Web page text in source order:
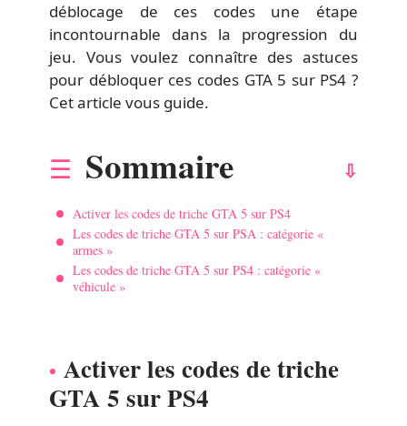
déblocage de ces codes une étape
incontournable dans la progression du
jeu. Vous voulez connaître des astuces
pour débloquer ces codes GTA 5 sur PS4 ?
Cet article vous guide.
Sommaire
Activer les codes de triche GTA 5 sur PS4
Les codes de triche GTA 5 sur PSA : catégorie «
armes »
Les codes de triche GTA 5 sur PS4 : catégorie «
véhicule »
Activer les codes de triche
GTA 5 sur PS4